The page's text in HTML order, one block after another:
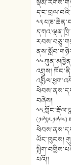
༤༣
༤༤
འགྲུས།
བཞེས།
༤༥
(༡༧༡༩-
ཡོང་ཁུངས།
པའོ།།